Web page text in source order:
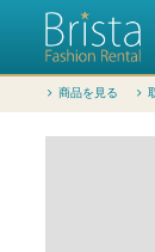
商品を見る